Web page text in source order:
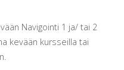
Navigointi 1 ja/ tai 2
kevään kursseilla tai